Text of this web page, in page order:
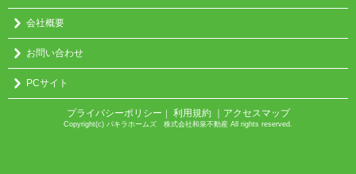
会社概要
お問い合わせ
PCサイト
プライバシーポリシー ｜ 利用規約 ｜アクセスマップ
Copyright(c) パキラホームズ 株式会社和泉不動産 All rights reserved.